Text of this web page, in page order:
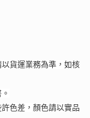
貨運業務為準，如核
色差，顏色請以實品